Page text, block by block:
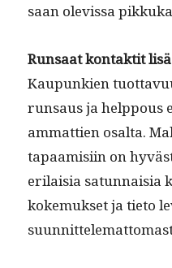
saan ole­vis­sa
Run­saat kon­tak­tit
Kaupunkien
run­saus ja help­pous
ammat­tien osalta.
tapaamisi­in on
eri­laisia sat­un­naisia
koke­muk­set ja tieto